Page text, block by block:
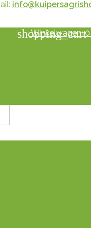
shopping_cart
Winkelwagen: 0